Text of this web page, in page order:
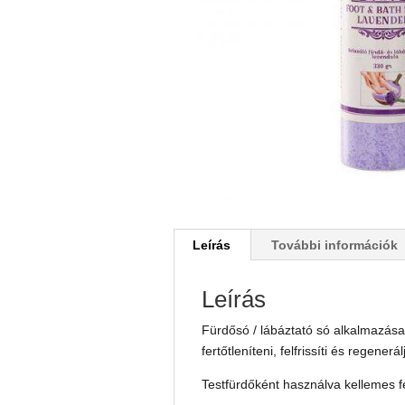
Leírás További információk
Leírás
Fürdősó / lábáztató só
fertőtleníteni, felfrissíti és
Testfürdőként használva kellemes